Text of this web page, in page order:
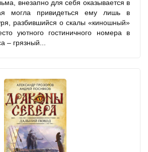
внезапно для себя оказывается в
могла привидеться ему лишь в
разбившийся о скалы «киношный»
уютного гостиничного номера в
– грязный...